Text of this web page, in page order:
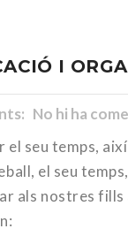
I
No hi ha
el seu temps,
el seu
als nostres